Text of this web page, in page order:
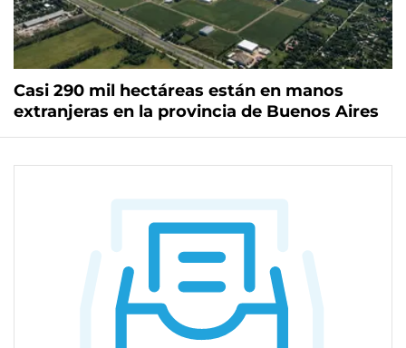
Casi 290 mil hectáreas están en manos
extranjeras en la provincia de Buenos Aires